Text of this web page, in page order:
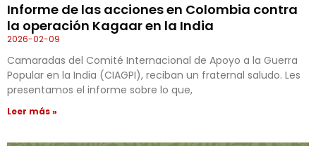
Informe de las acciones en Colombia contra
la operación Kagaar en la India
2026-02-09
Camaradas del Comité Internacional de Apoyo a la Guerra
Popular en la India (CIAGPI), reciban un fraternal saludo. Les
presentamos el informe sobre lo que,
Leer más »